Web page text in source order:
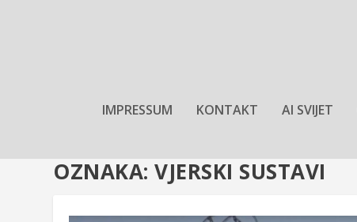
IMPRESSUM KONTAKT AI SVIJET
OZNAKA:VJERSKI SUSTAVI